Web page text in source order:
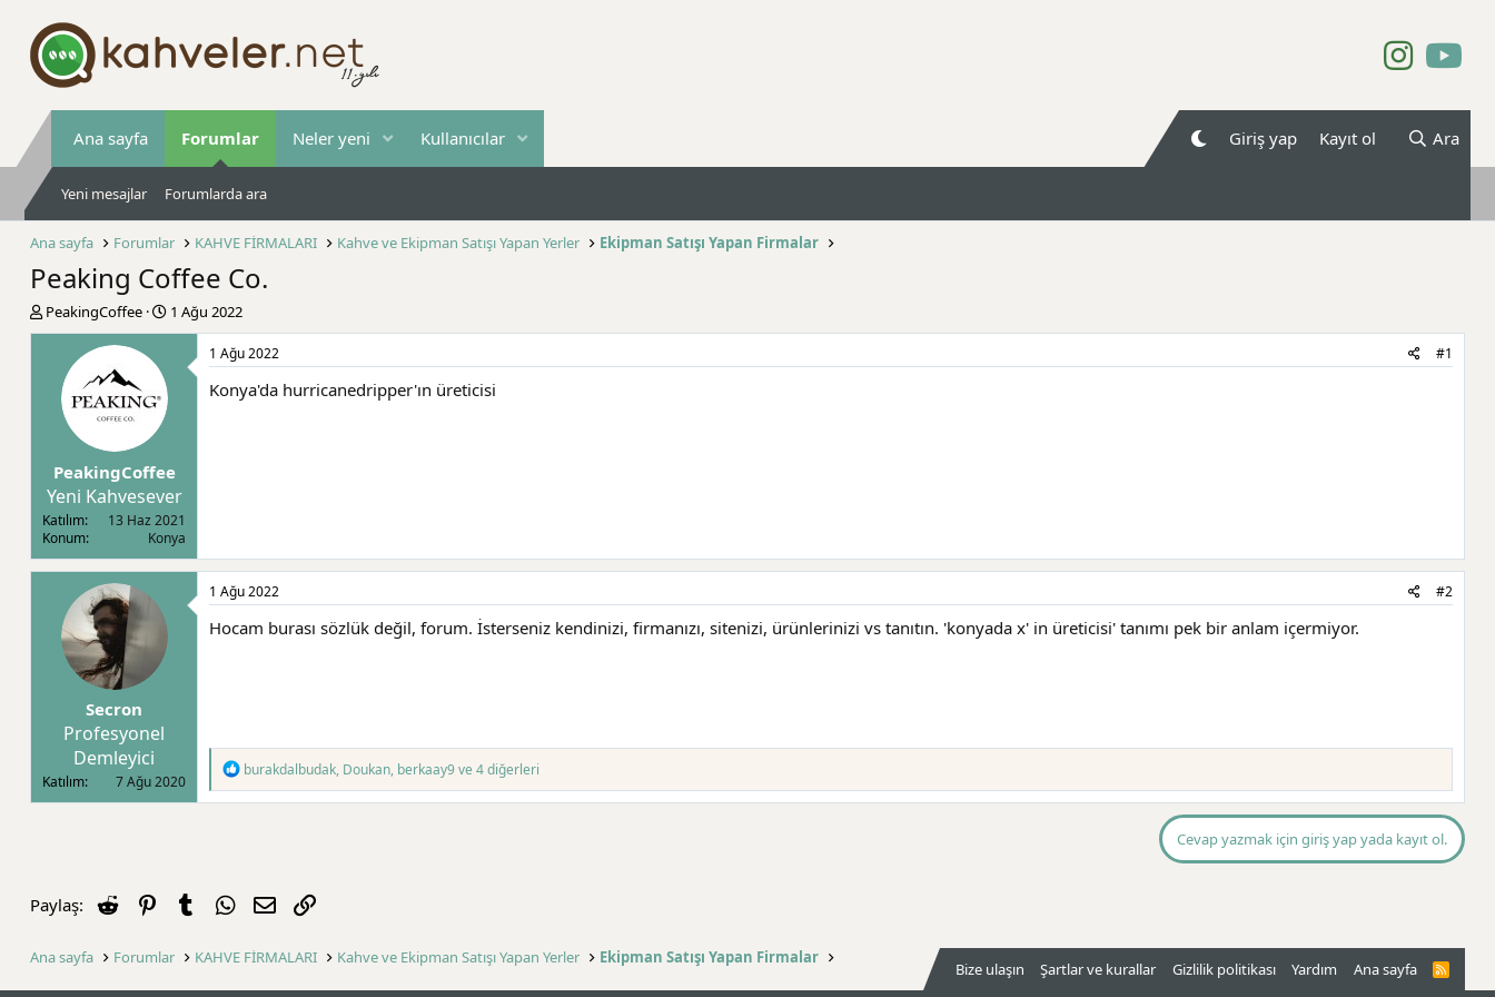
Ana sayfa Forumlar Neler yeni Kullanıcılar Giriş yap Kayıt ol Ara
Yeni mesajlar Forumlarda ara
Ana sayfa Forumlar KAHVE FİRMALARI Kahve ve Ekipman Satışı Yapan Yerler Ekipman Satışı Yapan Firmalar
Peaking Coffee Co.
K
o
ş
l
a
a
PeakingCoffee
B
a
ç
t
a
r
i
h
1 Ağu 2022
PeakingCoffee
Yeni Kahvesever
Katılım
13 Haz 2021
Konum
Konya
1 Ağu 2022 #1
Konya'da hurricanedripper'ın üreticisi
Secron
Profesyonel
Demleyici
Katılım 7 Ağu 2020
1 Ağu 2022 #2
Hocam burası sözlük değil, forum. İsterseniz kendinizi, firmanızı, sitenizi, ürünlerinizi vs tanıtın. 'konyada x' in üreticisi' tanımı pek bir anlam içermiyor.
T
p
burakdalbudak, Doukan, berkaay9ve 4 diğerleri
Cevap yazmak için giriş yap yada kayıt ol.
Paylaş: Reddit PinterestTumblrWhatsApp
E-posta
Ana sayfa Forumlar KAHVE FİRMALARI Kahve ve Ekipman Satışı Yapan Yerler Ekipman Satışı Yapan Firmalar
Bize ulaşın Şartlar ve kurallar Gizlilik politikası Yardım Ana sayfa
R